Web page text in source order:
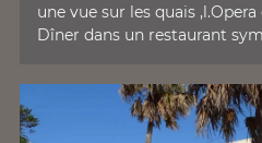
une vue sur les quais
Dîner dans un restaurant